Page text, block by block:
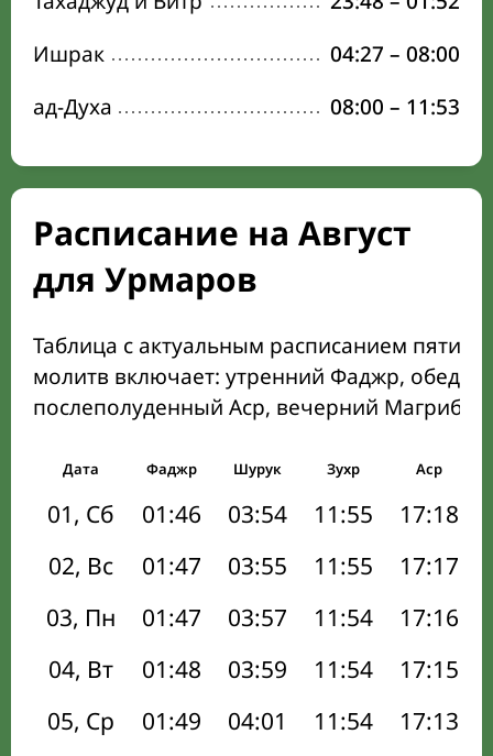
Ишрак
04:27 – 08:00
ад-Духа
08:00 – 11:53
Расписание на Август
для Урмаров
Таблица с актуальным расписанием пяти
молитв включает: утренний Фаджр,
послеполуденный Аср, вечерний Магриб
Дата Фаджр Шурук Зухр Аср
01, Сб 01:46 03:54 11:55 17:18
02, Вс
01:47 03:55 11:55 17:17
03, Пн
01:47 03:57 11:54 17:16
04, Вт
01:48 03:59 11:54 17:15
05, Ср
01:49 04:01 11:54 17:13